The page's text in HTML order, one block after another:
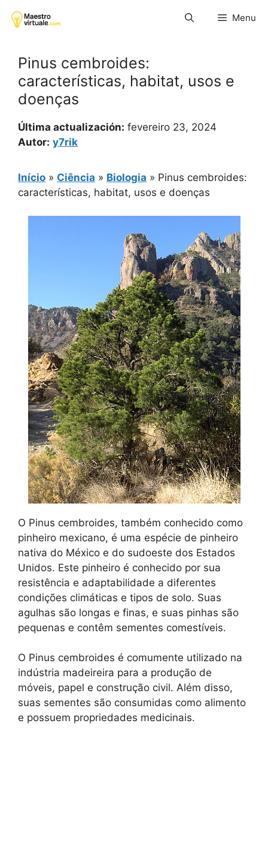
para
Menu
Pinus cembroides:
características, habitat, usos e
doenças
Última actualización: fevereiro 23, 2024
Autor: y7rik
Início » Ciência » Biologia » Pinus cembroides:
características, habitat, usos e doenças
O Pinus cembroides, também conhecido como
pinheiro mexicano, é uma espécie de pinheiro
nativa do México e do sudoeste dos Estados
Unidos. Este pinheiro é conhecido por sua
resistência e adaptabilidade a diferentes
condições climáticas e tipos de solo. Suas
agulhas são longas e finas, e suas pinhas são
pequenas e contêm sementes comestíveis.
O Pinus cembroides é comumente utilizado na
indústria madeireira para a produção de
móveis, papel e construção civil. Além disso,
suas sementes são consumidas como alimento
e possuem propriedades medicinais.